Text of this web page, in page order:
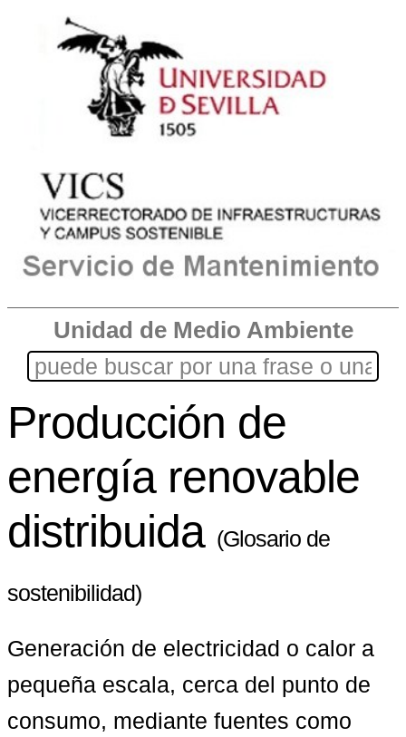
Unidad de Medio Ambiente
Producción de
energía renovable
distribuida (Glosario de
sostenibilidad)
Generación de electricidad o calor a
pequeña escala, cerca del punto de
consumo, mediante fuentes como